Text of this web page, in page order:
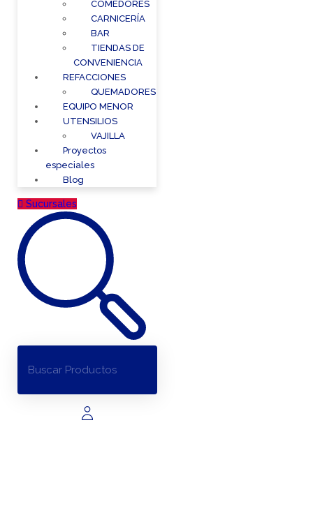
COMEDORES
CARNICERÍA
BAR
TIENDAS DE
CONVENIENCIA
REFACCIONES
QUEMADORES
EQUIPO MENOR
UTENSILIOS
VAJILLA
Proyectos
especiales
Blog
Sucursales